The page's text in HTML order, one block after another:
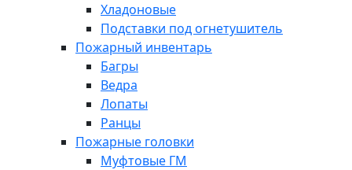
Хладоновые
Подставки под огнетушитель
Пожарный инвентарь
Багры
Ведра
Лопаты
Ранцы
Пожарные головки
Муфтовые ГМ